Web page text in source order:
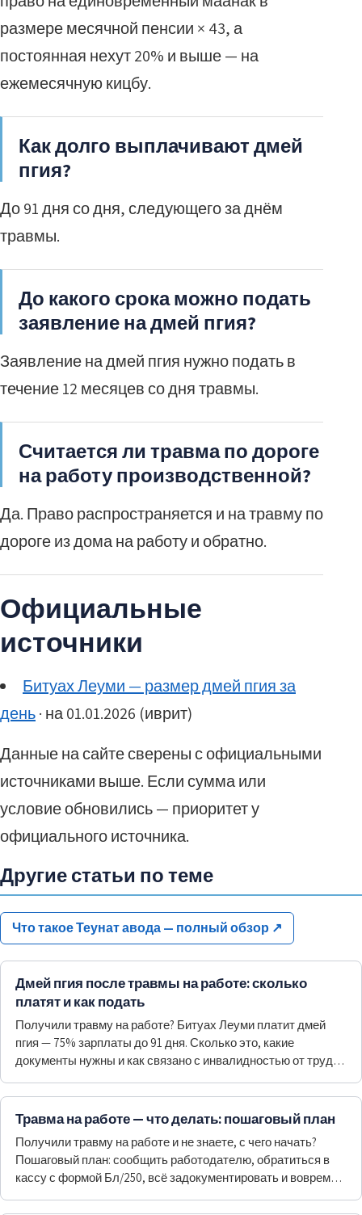
размере месячной пенсии × 43, а
постоянная нехут 20% и выше — на
ежемесячную кицбу.
Как долго выплачивают дмей
пгия?
До 91 дня со дня, следующего за днём
травмы.
До какого срока можно подать
заявление на дмей пгия?
Заявление на дмей пгия нужно подать в
течение 12 месяцев со дня травмы.
Считается ли травма по дороге
на работу производственной?
Да. Право распространяется и на травму по
дороге из дома на работу и обратно.
Официальные
источники
Битуах Леуми — размер дмей пгия за
день· на 01.01.2026 (иврит)
Данные на сайте сверены с официальными
источниками выше. Если сумма или
условие обновились — приоритет у
официального источника.
Другие статьи по теме
Что такое Теунат авода — полный обзор ↗
Дмей пгия после травмы на работе: сколько
платят и как подать
Получили травму на работе? Битуах Леуми платит дмей
пгия — 75% зарплаты до 91 дня. Сколько это, какие
документы нужны и как связано с инвалидностью от труда
Травма на работе — что делать: пошаговый план
Получили травму на работе и не знаете, с чего начать?
Пошаговый план: сообщить работодателю, обратиться в
кассу с формой Бл/250, всё задокументировать и вовремя